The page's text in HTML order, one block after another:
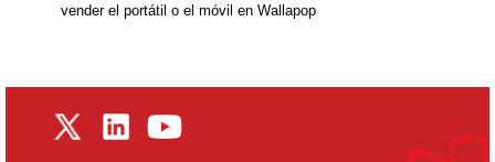
vender el portátil o el móvil en Wallapop